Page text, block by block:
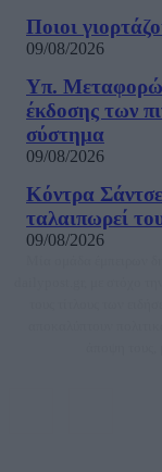
Ποιοι
09/08/2026
Υπ.
έκδοσης των
σύστημα
09/08/2026
Κόντρα
ταλαιπωρεί
09/08/2026